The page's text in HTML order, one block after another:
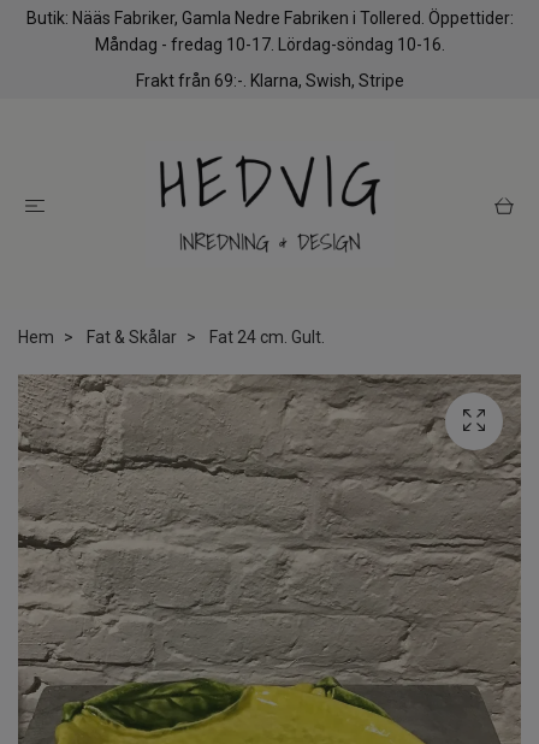
Butik: Nääs Fabriker, Gamla Nedre Fabriken i Tollered. Öppettider:
Måndag - fredag 10-17. Lördag-söndag 10-16.
Frakt från 69:-. Klarna, Swish, Stripe
Hem Fat & Skålar Fat 24 cm. Gult.